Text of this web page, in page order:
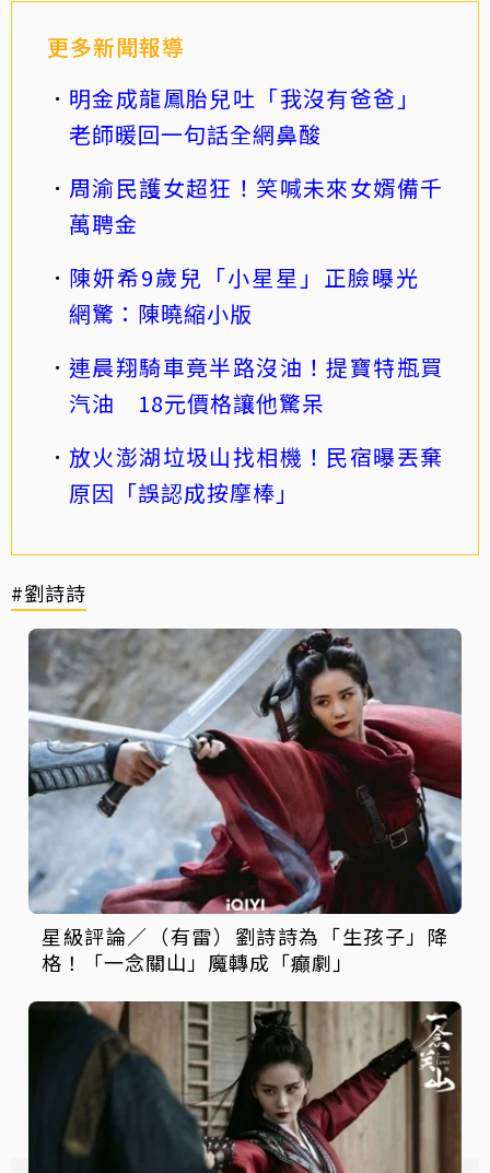
更多新聞報導
明金成龍鳳胎兒吐「我沒有爸爸」
老師暖回一句話全網鼻酸
周渝民護女超狂！笑喊未來女婿備千
萬聘金
陳妍希9歲兒「小星星」正臉曝光
網驚：陳曉縮小版
連晨翔騎車竟半路沒油！提寶特瓶買
汽油 18元價格讓他驚呆
放火澎湖垃圾山找相機！民宿曝丟棄
原因「誤認成按摩棒」
#劉詩詩
星級評論／（有雷）劉詩詩為「生孩子」降
格！「一念關山」魔轉成「癲劇」